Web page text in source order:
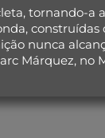
tornando-a
nunca
Márquez, no